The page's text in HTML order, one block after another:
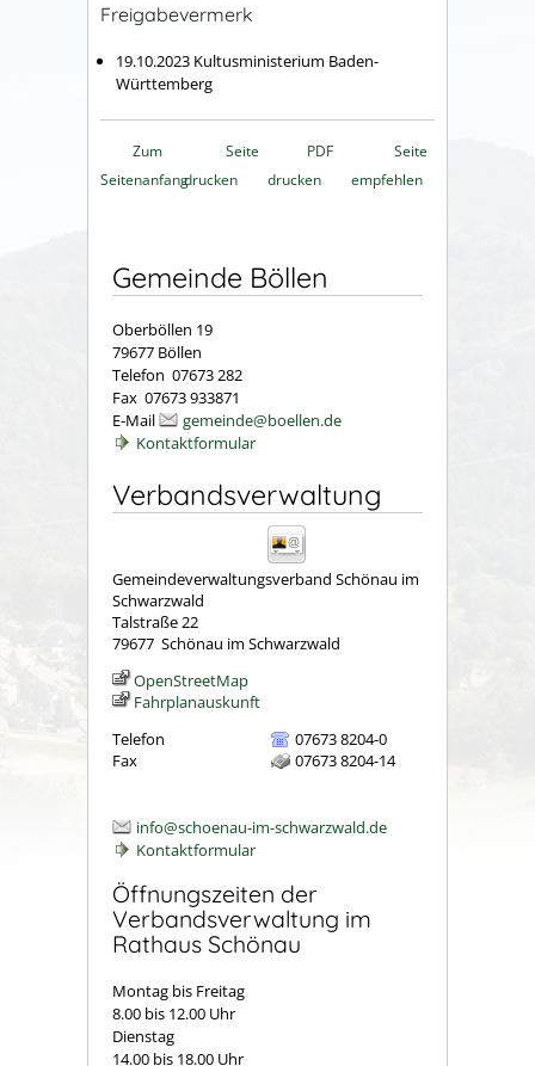
Freigabevermerk
19.10.2023 Kultusministerium Baden-
Württemberg
Zum
Seitenanfang
Seite
drucken
PDF
drucken
Seite
empfehlen
Gemeinde Böllen
Oberböllen 19
79677 Böllen
Telefon 07673 282
Fax 07673 933871
E-Mail
gemeinde@boellen.de
Kontaktformular
Verbandsverwaltung
Gemeindeverwaltungsverband Schönau im
Schwarzwald
Talstraße 22
79677 Schönau im Schwarzwald
OpenStreetMap
Fahrplanauskunft
Telefon
07673 8204-0
Fax
07673 8204-14
info@schoenau-im-schwarzwald.de
Kontaktformular
Öffnungszeiten der
Verbandsverwaltung im
Rathaus Schönau
Montag bis Freitag
8.00 bis 12.00 Uhr
Dienstag
14.00 bis 18.00 Uhr